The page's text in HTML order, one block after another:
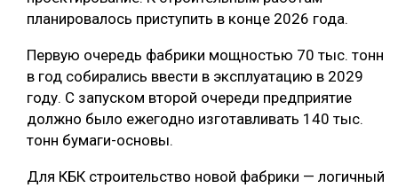
планировалось приступить в конце 2026 года.
Первую очередь фабрики мощностью 70 тыс. тонн
в год собирались ввести в эксплуатацию в 2029
году. С запуском второй очереди предприятие
должно было ежегодно изготавливать 140 тыс.
тонн бумаги-основы.
Для КБК строительство новой фабрики — логичный